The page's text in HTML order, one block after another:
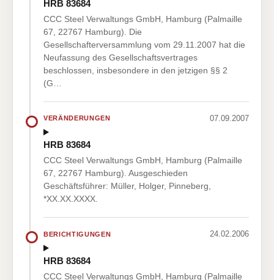
HRB 83684
CCC Steel Verwaltungs GmbH, Hamburg (Palmaille
67, 22767 Hamburg). Die
Gesellschafterversammlung vom 29.11.2007 hat die
Neufassung des Gesellschaftsvertrages
beschlossen, insbesondere in den jetzigen §§ 2
(G…
VERÄNDERUNGEN 07.09.2007
HRB 83684
CCC Steel Verwaltungs GmbH, Hamburg (Palmaille
67, 22767 Hamburg). Ausgeschieden
Geschäftsführer: Müller, Holger, Pinneberg,
*XX.XX.XXXX.
BERICHTIGUNGEN 24.02.2006
HRB 83684
CCC Steel Verwaltungs GmbH, Hamburg (Palmaille